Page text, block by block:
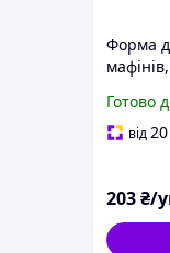
Форма
мафінів,
синя
Готово
від20
203₴/